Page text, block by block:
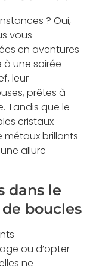
? Oui,
vous
en aventures
à une soirée
leur
prêtes à
Tandis que le
cristaux
métaux brillants
allure
dans le
boucles
ou d’opter